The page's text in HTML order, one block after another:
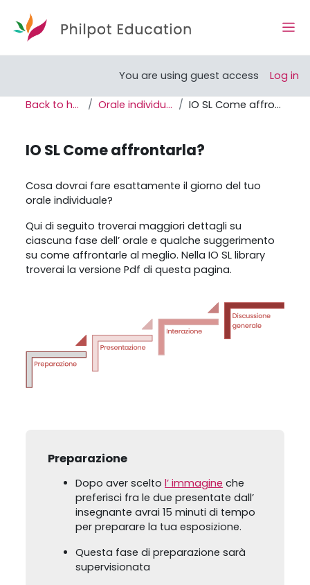
You are using guest access Log in
Back to home Orale individuale SL IO SL Come affrontarla?
IO SL Come affrontarla?
Cosa dovrai fare esattamente il giorno del tuo
orale individuale?
Qui di seguito troverai maggiori dettagli su
ciascuna fase dell’ orale e qualche suggerimento
su come affrontarle al meglio. Nella IO SL library
troverai la versione Pdf di questa pagina.
Preparazione
Dopo aver sceltol’ immagine che
preferisci fra le due presentate dall’
insegnante avrai 15 minuti di tempo
per preparare la tua esposizione.
Questa fase di preparazione sarà
supervisionata